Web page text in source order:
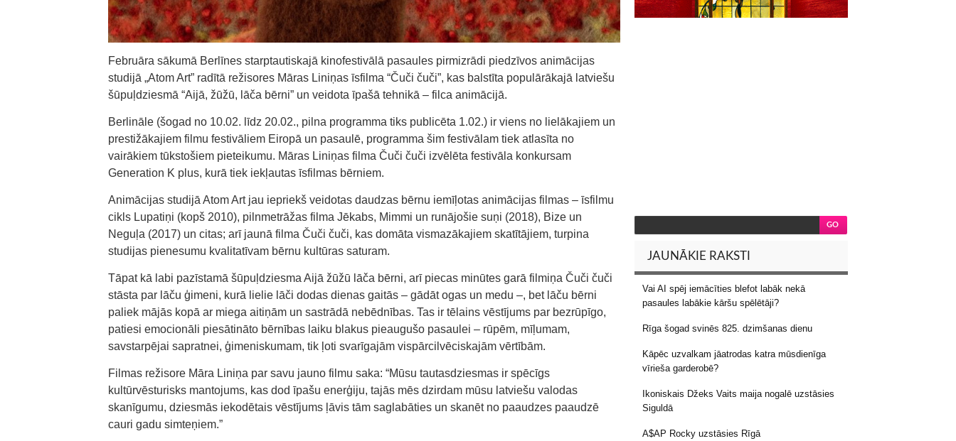
Februāra sākumā Berlīnes starptautiskajā kinofestivālā pasaules pirmizrādi piedzīvos animācijas
studijā „Atom Art” radītā režisores Māras Liniņas īsfilma “Čuči čuči”, kas balstīta populārākajā latviešu
šūpuļdziesmā “Aijā, žūžū, lāča bērni” un veidota īpašā tehnikā – filca animācijā.
Berlināle (šogad no 10.02. līdz 20.02., pilna programma tiks publicēta 1.02.) ir viens no lielākajiem un
prestižākajiem filmu festivāliem Eiropā un pasaulē, programma šim festivālam tiek atlasīta no
vairākiem tūkstošiem pieteikumu. Māras Liniņas filma Čuči čuči izvēlēta festivāla konkursam
Generation K plus, kurā tiek iekļautas īsfilmas bērniem.
Animācijas studijā Atom Art jau iepriekš veidotas daudzas bērnu iemīļotas animācijas filmas – īsfilmu
cikls Lupatiņi (kopš 2010), pilnmetrāžas filma Jēkabs, Mimmi un runājošie suņi (2018), Bize un
Neguļa (2017) un citas; arī jaunā filma Čuči čuči, kas domāta vismazākajiem skatītājiem, turpina
studijas pienesumu kvalitatīvam bērnu kultūras saturam.
Tāpat kā labi pazīstamā šūpuļdziesma Aijā žūžū lāča bērni, arī piecas minūtes garā filmiņa Čuči čuči
stāsta par lāču ģimeni, kurā lielie lāči dodas dienas gaitās – gādāt ogas un medu –, bet lāču bērni
paliek mājās kopā ar miega aitiņām un sastrādā nebēdnības. Tas ir tēlains vēstījums par bezrūpīgo,
patiesi emocionāli piesātināto bērnības laiku blakus pieaugušo pasaulei – rūpēm, mīļumam,
savstarpējai sapratnei, ģimeniskumam, tik ļoti svarīgajām vispārcilvēciskajām vērtībām.
Filmas režisore Māra Liniņa par savu jauno filmu saka: “Mūsu tautasdziesmas ir spēcīgs
kultūrvēsturisks mantojums, kas dod īpašu enerģiju, tajās mēs dzirdam mūsu latviešu valodas
skanīgumu, dziesmās iekodētais vēstījums ļāvis tām saglabāties un skanēt no paaudzes paaudzē
cauri gadu simteņiem.”
JAUNĀKIE RAKSTI
Vai AI spēj iemācīties blefot labāk nekā
pasaules labākie kāršu spēlētāji?
Rīga šogad svinēs 825. dzimšanas dienu
Kāpēc uzvalkam jāatrodas katra mūsdienīga
vīrieša garderobē?
Ikoniskais Džeks Vaits maija nogalē uzstāsies
Siguldā
A$AP Rocky uzstāsies Rīgā